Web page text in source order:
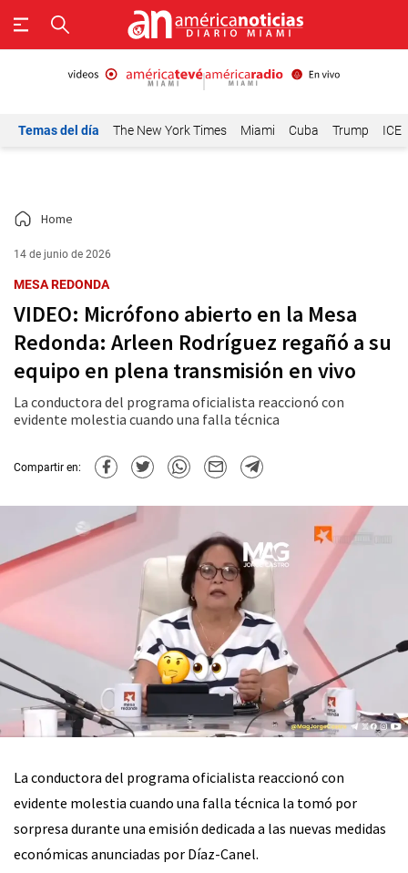
Temas del día The New York Times Miami Cuba Trump ICE
Home
14 de junio de 2026
MESA REDONDA
VIDEO: Micrófono abierto en la Mesa
Redonda: Arleen Rodríguez regañó a su
equipo en plena transmisión en vivo
La conductora del programa oficialista reaccionó con
evidente molestia cuando una falla técnica
Compartir en:
La conductora del programa oficialista reaccionó con
evidente molestia cuando una falla técnica la tomó por
sorpresa durante una emisión dedicada a las nuevas medidas
económicas anunciadas por Díaz-Canel.